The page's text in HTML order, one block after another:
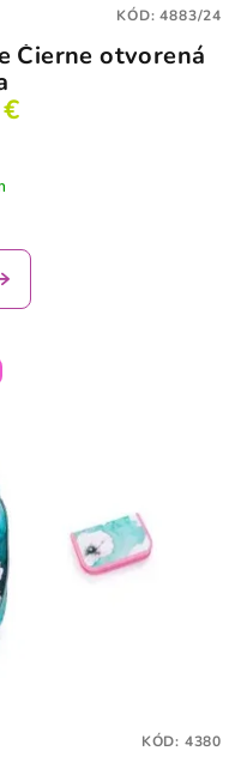
Čierne otvorená
KÓD:4883/24
KÓD: 4380